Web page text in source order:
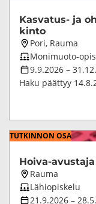
Kasvatus-​ ja
kin­to
Koulutuksen
paikkakunta
Pori, Rauma
Koulutuksen
opetustapa
Monimuoto-
Koulutuksen
kesto
9.9.2026 –
Haku päättyy
TUT­KIN­NON OSA
Hoiva-​
Koulutuksen
paikkakunta
Rauma
Koulutuksen
opetustapa
Lähiopiskelu
Koulutuksen
21.9.2026 –